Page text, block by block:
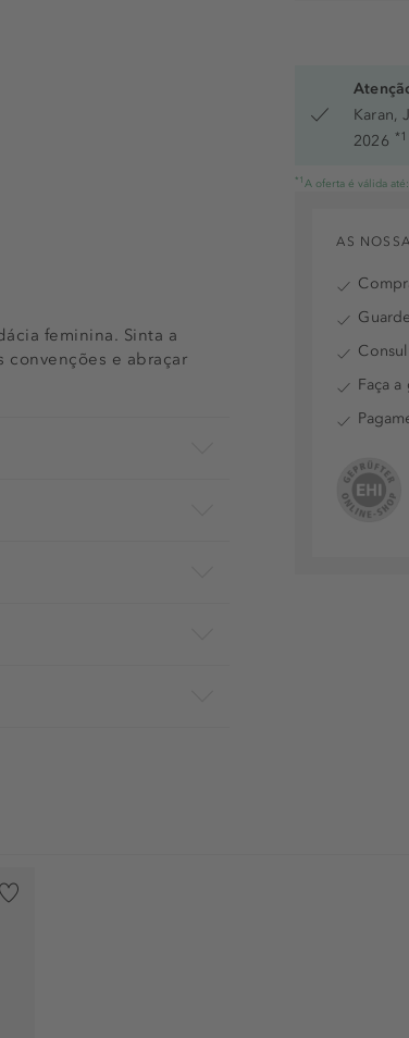
Karan,
2026 *1
*1 A oferta é válida
feminina. Sinta a
convenções e abraçar
AS
Faça